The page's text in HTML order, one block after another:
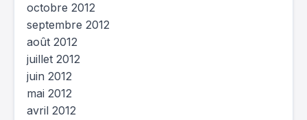
octobre 2012
septembre 2012
août 2012
juillet 2012
juin 2012
mai 2012
avril 2012